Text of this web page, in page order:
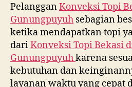
PelangganKonveksi Topi
Gunungpuyuh sebagian
ketika mendapatkan topi
dariKonveksi Topi Bekasi
Gunungpuyuhkarena
kebutuhan dan
layanan waktu yang cepat